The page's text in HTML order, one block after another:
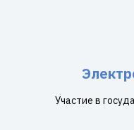
Участие в